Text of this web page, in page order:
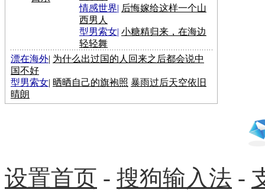
情感世界| 后悔嫁给这样一个山
西男人
型男索女| 小糖精归来，在海边
轻轻舞
漂在海外| 为什么出过国的人回来之后都会说中
国不好
型男索女| 晒晒自己的旗袍照 暴雨过后天空依旧
晴朗
设置首页 - 搜狗输入法 -